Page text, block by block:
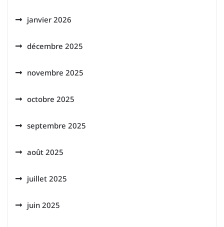
janvier 2026
décembre 2025
novembre 2025
octobre 2025
septembre 2025
août 2025
juillet 2025
juin 2025